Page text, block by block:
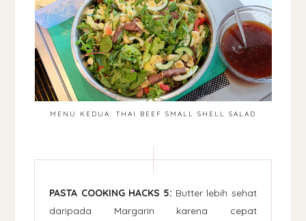
MENU KEDUA: THAI BEEF SMALL SHELL SALAD
PASTA COOKING HACKS 5: Butter lebih sehat
daripada Margarin karena cepat